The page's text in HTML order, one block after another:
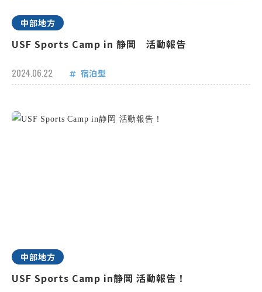
中部地方
USF Sports Camp in 静岡 活動報告
2024.06.22 宿泊型
中部地方
USF Sports Camp in静岡 活動報告！